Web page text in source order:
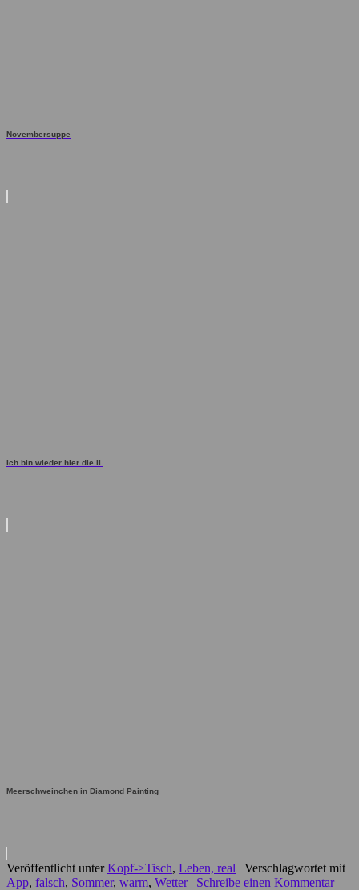
Novembersuppe
Ich bin wieder hier die II.
Meerschweinchen in Diamond Painting
Veröffentlicht unter Kopf->Tisch, Leben, real | Verschlagwortet mit
App, falsch, Sommer, warm, Wetter | Schreibe einen Kommentar